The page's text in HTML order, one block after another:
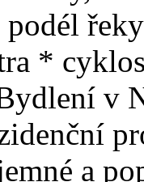
podél
*
v
a